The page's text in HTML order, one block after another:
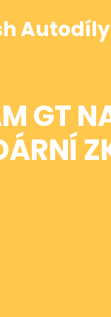
Autodíly
GT